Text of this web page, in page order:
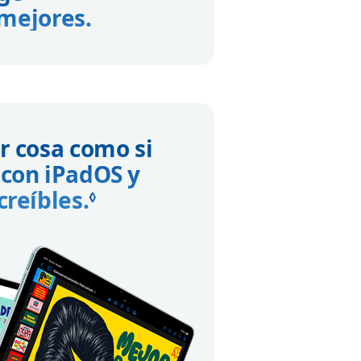
cosa como si
iPadOS y
◊